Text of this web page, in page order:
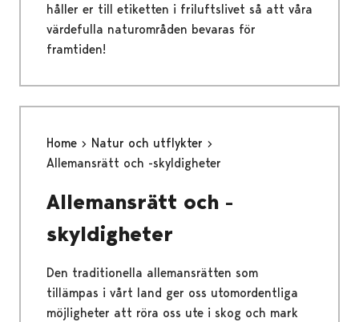
håller er till etiketten i friluftslivet så att våra
värdefulla naturområden bevaras för
framtiden!
Home
Natur och utflykter
Allemansrätt och -skyldigheter
Allemansrätt och -
skyldigheter
Den traditionella allemansrätten som
tillämpas i vårt land ger oss utomordentliga
möjligheter att röra oss ute i skog och mark